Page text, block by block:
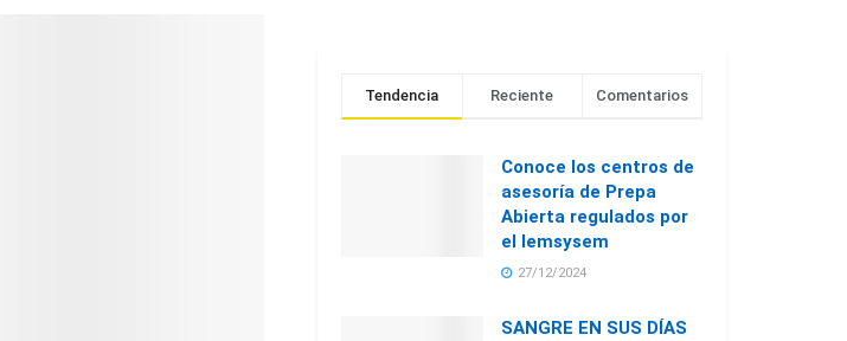
Tendencia Reciente Comentarios
Conoce los centros de
asesoría de Prepa
Abierta regulados por
el Iemsysem
27/12/2024
SANGRE EN SUS DÍAS